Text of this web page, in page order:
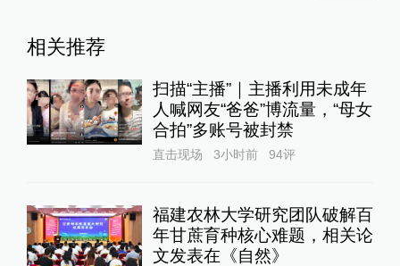
相关推荐
扫描“主播”｜主播利用未成年
人喊网友“爸爸”博流量，“母女
合拍”多账号被封禁
直击现场 3小时前 94评
福建农林大学研究团队破解百
年甘蔗育种核心难题，相关论
文发表在《自然》